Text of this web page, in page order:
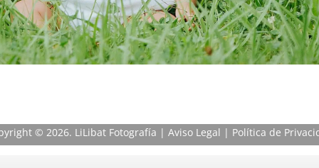
© 2026. LiLibat Fotografía | Aviso Legal | Política de